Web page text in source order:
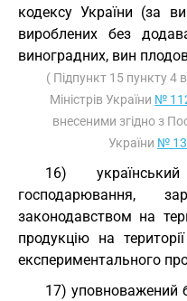
кодексу України (за
вироблених без
виноградних, вин
( Підпункт 15 пункту 4
Міністрів України №
внесеними згідно з
України №
16)
господарювання,
законодавством на
продукцію на
експериментального
17) уповноважений